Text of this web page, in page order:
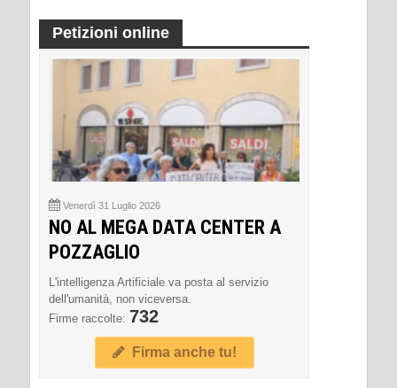
Petizioni online
Venerdì 31 Luglio 2026
NO AL MEGA DATA CENTER A
POZZAGLIO
L'intelligenza Artificiale va posta al servizio
dell'umanità, non viceversa.
Firme raccolte: 732
Firma anche tu!